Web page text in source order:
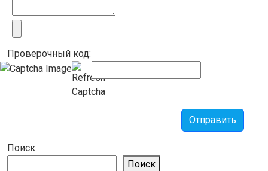
Проверочный код:
Отправить
Поиск
Поиск